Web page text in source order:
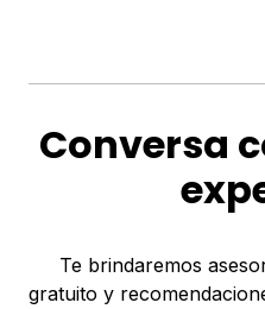
Conversa
Te brindaremos
gratuito y